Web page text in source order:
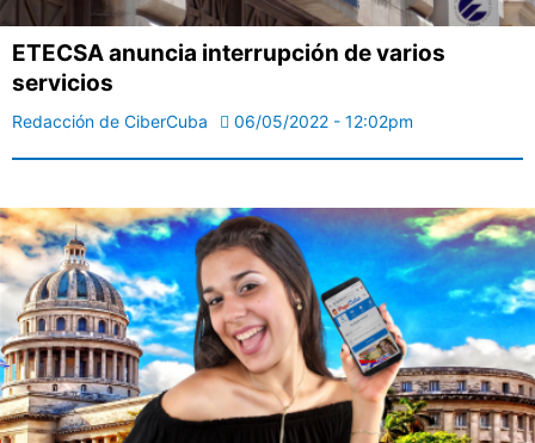
ETECSA anuncia interrupción de varios
servicios
Redacción de CiberCuba 06/05/2022 - 12:02pm